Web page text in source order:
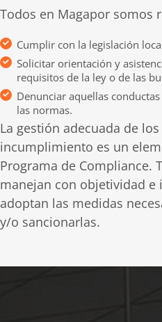
Todos en Magapor somos
Cumplir con la legislación
Solicitar orientación y
requisitos de la ley o de las
Denunciar aquellas
las normas.
La gestión adecuada de
incumplimiento es un
Programa de Compliance.
manejan con objetividad e
adoptan las medidas
y/o sancionarlas.